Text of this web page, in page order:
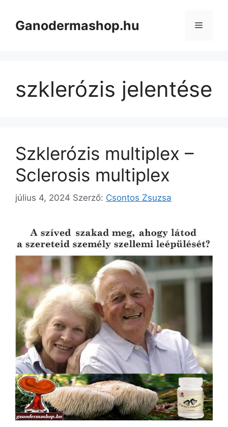
tartalomba
Ganodermashop.hu Menü
szklerózis jelentése
Szklerózis multiplex –
Sclerosis multiplex
július 4, 2024 Szerző: Csontos Zsuzsa